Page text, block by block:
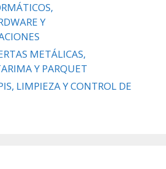
Y
METÁLICAS,
Y PARQUET
LIMPIEZA Y CONTROL DE